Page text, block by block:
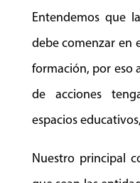
Entendemos que
debe comenzar en
formación, por eso
de acciones
espacios
Nuestro principal